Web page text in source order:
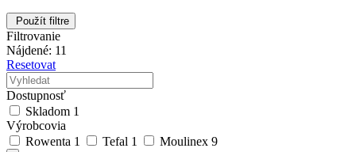
Použít filtre
Filtrovanie
Nájdené: 11
Resetovat
Dostupnosť
Skladom 1
Výrobcovia
Rowenta 1 Tefal 1 Moulinex 9